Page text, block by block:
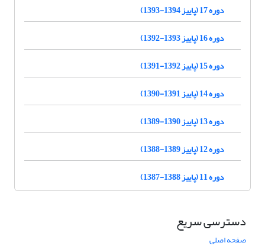
دوره 17 (پاییز 1394-1393)
دوره 16 (پاییز 1393-1392)
دوره 15 (پاییز 1392-1391)
دوره 14 (پاییز 1391-1390)
دوره 13 (پاییز 1390-1389)
دوره 12 (پاییز 1389-1388)
دوره 11 (پاییز 1388-1387)
دسترسی سریع
صفحه اصلی